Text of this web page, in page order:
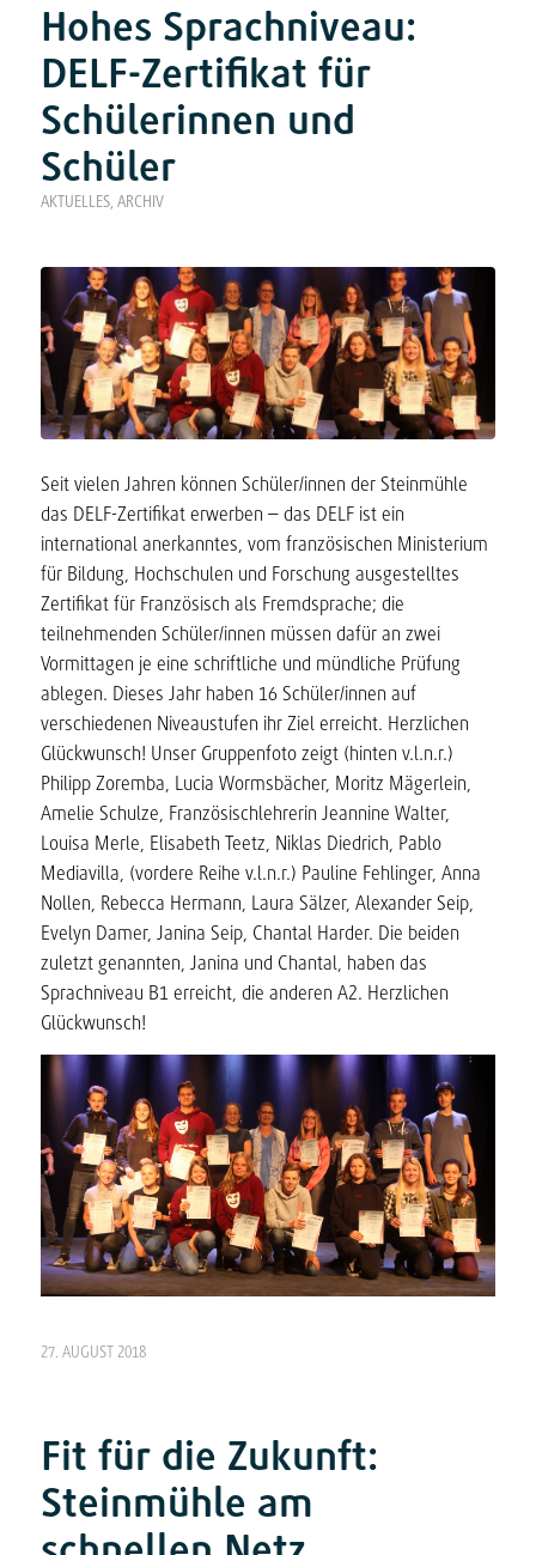
Hohes Sprachniveau:
DELF-Zertifikat für
Schülerinnen und
Schüler
AKTUELLES, ARCHIV
Seit vielen Jahren können Schüler/innen der Steinmühle
das DELF-Zertifikat erwerben – das DELF ist ein
international anerkanntes, vom französischen Ministerium
für Bildung, Hochschulen und Forschung ausgestelltes
Zertifikat für Französisch als Fremdsprache; die
teilnehmenden Schüler/innen müssen dafür an zwei
Vormittagen je eine schriftliche und mündliche Prüfung
ablegen. Dieses Jahr haben 16 Schüler/innen auf
verschiedenen Niveaustufen ihr Ziel erreicht. Herzlichen
Glückwunsch! Unser Gruppenfoto zeigt (hinten v.l.n.r.)
Philipp Zoremba, Lucia Wormsbächer, Moritz Mägerlein,
Amelie Schulze, Französischlehrerin Jeannine Walter,
Louisa Merle, Elisabeth Teetz, Niklas Diedrich, Pablo
Mediavilla, (vordere Reihe v.l.n.r.) Pauline Fehlinger, Anna
Nollen, Rebecca Hermann, Laura Sälzer, Alexander Seip,
Evelyn Damer, Janina Seip, Chantal Harder. Die beiden
zuletzt genannten, Janina und Chantal, haben das
Sprachniveau B1 erreicht, die anderen A2. Herzlichen
Glückwunsch!
27. AUGUST 2018
Fit für die Zukunft:
Steinmühle am